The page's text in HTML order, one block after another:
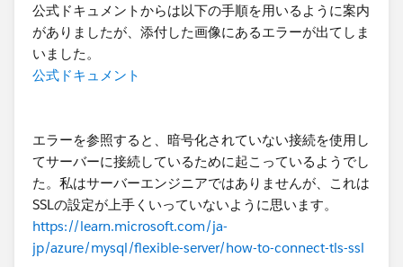
公式ドキュメントからは以下の手順を用いるように案内
がありましたが、添付した画像にあるエラーが出てしま
いました。
公式ドキュメント
エラーを参照すると、暗号化されていない接続を使用し
てサーバーに接続しているために起こっているようでし
た。私はサーバーエンジニアではありませんが、これは
SSLの設定が上手くいっていないように思います。
https://learn.microsoft.com/ja-
jp/azure/mysql/flexible-server/how-to-connect-tls-ssl